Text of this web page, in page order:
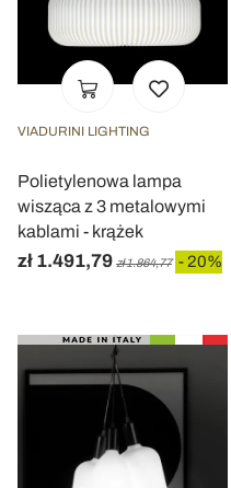
VIADURINI LIGHTING
Polietylenowa lampa
wisząca z 3 metalowymi
kablami - krążek
zł 1.491,79 zł 1.864,77 - 20%